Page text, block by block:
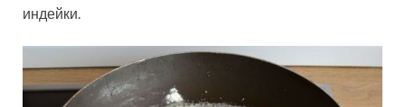
индейки.